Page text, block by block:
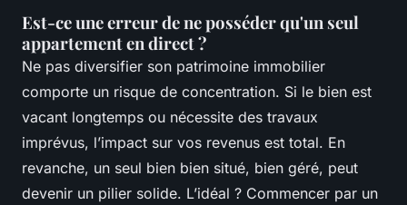
Est-ce une erreur de ne posséder qu'un seul
appartement en direct ?
Ne pas diversifier son patrimoine immobilier
comporte un risque de concentration. Si le bien est
vacant longtemps ou nécessite des travaux
imprévus, l’impact sur vos revenus est total. En
revanche, un seul bien bien situé, bien géré, peut
devenir un pilier solide. L’idéal ? Commencer par un